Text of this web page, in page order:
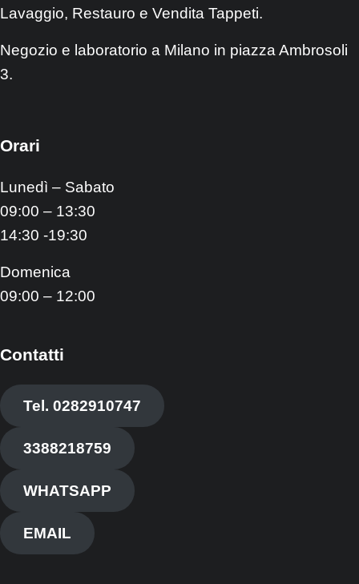
Lavaggio, Restauro e Vendita Tappeti.
Negozio e laboratorio a Milano in piazza Ambrosoli
3.
Orari
Lunedì – Sabato
09:00 – 13:30
14:30 -19:30
Domenica
09:00 – 12:00
Contatti
Tel. 0282910747
3388218759
WHATSAPP
EMAIL